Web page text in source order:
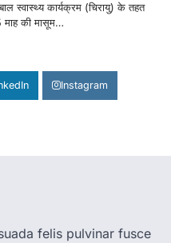
बाल स्वास्थ्य कार्यक्रम (चिरायु) के तहत
की मासूम…
दीदियों का कमाल, बकरी
और मजबूत हुआ आत्मविश्वास
जिले के नगरी…
Instagram
felis pulvinar fusce